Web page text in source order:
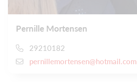
Pernille Mortensen
29210182
pernillemortensen@hotmail.com